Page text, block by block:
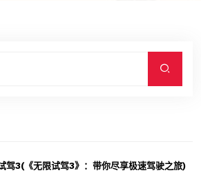
驾3(《无限试驾3》：带你尽享极速驾驶之旅)